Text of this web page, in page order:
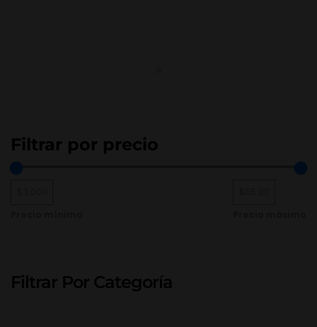
Filtrar por precio
Filtrar Por Categoría